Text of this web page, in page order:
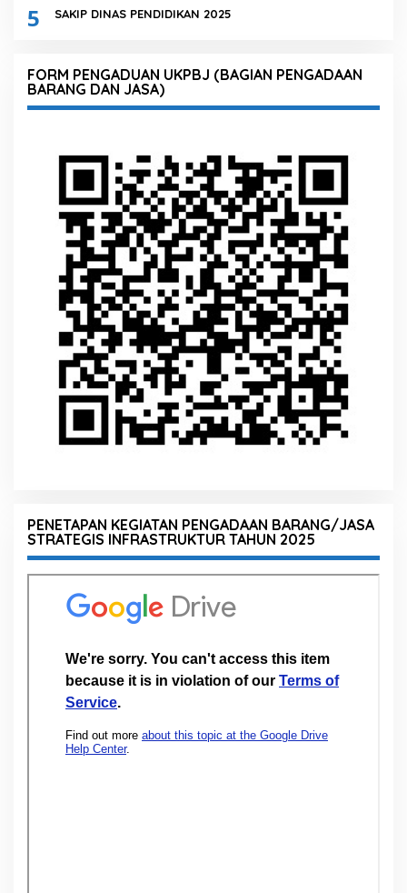
5 SAKIP DINAS PENDIDIKAN 2025
FORM PENGADUAN UKPBJ (BAGIAN PENGADAAN
BARANG DAN JASA)
PENETAPAN KEGIATAN PENGADAAN BARANG/JASA
STRATEGIS INFRASTRUKTUR TAHUN 2025